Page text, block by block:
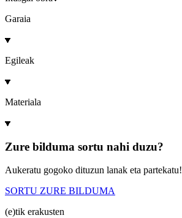
Garaia
Egileak
Materiala
Zure bilduma sortu nahi duzu?
Aukeratu gogoko dituzun lanak eta partekatu!
SORTU ZURE BILDUMA
(e)tik erakusten